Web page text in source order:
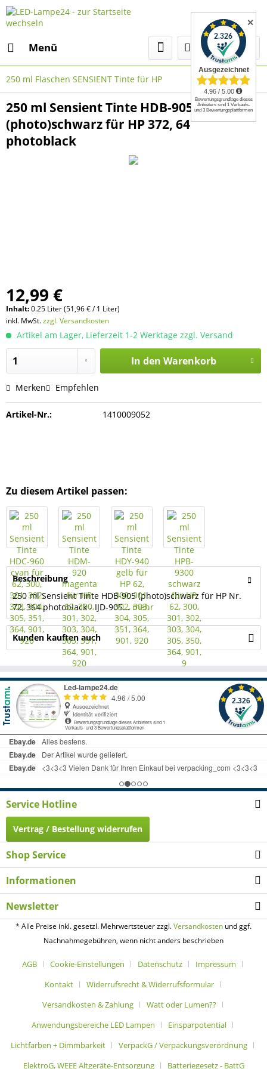
Menü
250 ml Flaschen SENSIENT Tinte für HP
250 ml Sensient Tinte HDB-905
(photo)schwarz für HP 372, 64
photoblack
12,99 €
Inhalt:0.25 Liter (51,96 € / 1 Liter)
inkl. MwSt.zzgl. Versandkosten
Artikel am Lager, Lieferzeit 1-2 Werktage zzgl. Versand
In den Warenkorb
Merken Empfehlen
Artikel-Nr.: 1410009052
Zu diesem Artikel passen:
Beschreibung
250 ml Sensient Tinte HDB-905 (photo)schwarz für HP Nr.
72, 364 photoblack - IJD-905...mehr
Kunden kauften auch
✕
Service Hotline
Vertrag / Bestellung widerrufen
Shop Service
Informationen
Newsletter
* Alle Preise inkl. gesetzl. Mehrwertsteuer zzgl.Versandkosten und ggf.
Nachnahmegebühren, wenn nicht anders beschrieben
AGB Cookie-Einstellungen Datenschutz
Impressum
Kontakt
Widerrufsrecht & Widerrufsformular
Versandkosten & Zahlung
Watt oder Lumen??
Anwendungsbereiche LED Lampen
Einsparpotential
Lichtfarben + Dimmbarkeit
VerpackG / Verpackungsverordnung
ElektroG, WEEE Altgeräte-Entsorgung
Batteriegesetz - BattG